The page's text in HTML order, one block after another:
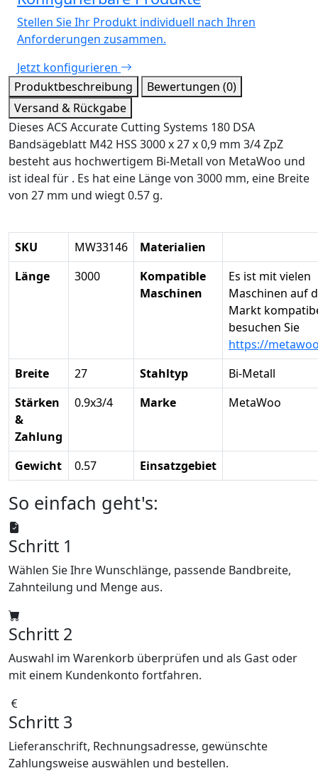
Stellen Sie Ihr Produkt individuell nach Ihren
Anforderungen zusammen.
Jetzt konfigurieren
Produktbeschreibung
Bewertungen (0)
Versand & Rückgabe
Dieses ACS Accurate Cutting Systems 180 DSA
Bandsägeblatt M42 HSS 3000 x 27 x 0,9 mm 3/4 ZpZ
besteht aus hochwertigem Bi-Metall von MetaWoo und
ist ideal für . Es hat eine Länge von 3000 mm, eine Breite
von 27 mm und wiegt 0.57 g.
SKU MW33146
Materialien
Länge
3000
Kompatible
Maschinen
Es ist mit vielen
Maschinen auf
Markt
besuchen Sie
https://
Breite
27 Stahltyp
Bi-Metall
Stärken
&
Zahlung
0.9x3/4 Marke MetaWoo
Gewicht 0.57 Einsatzgebiet
So einfach geht's:
Schritt 1
Wählen Sie Ihre Wunschlänge, passende Bandbreite,
Zahnteilung und Menge aus.
Schritt 2
Auswahl im Warenkorb überprüfen und als Gast oder
mit einem Kundenkonto fortfahren.
Schritt 3
Lieferanschrift, Rechnungsadresse, gewünschte
Zahlungsweise auswählen und bestellen.